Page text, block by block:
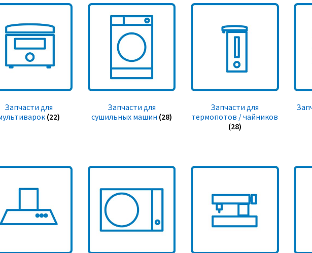
Запчасти для
(22)
Запчасти для
сушильных машин (28)
Запчасти для
термопотов / чайников
(28)